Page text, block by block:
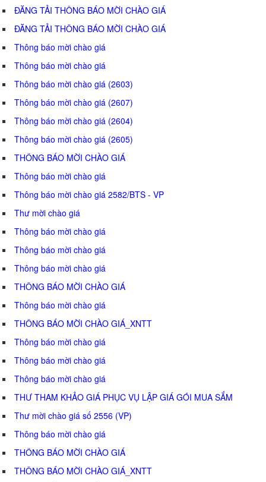
ĐĂNG TẢI THÔNG BÁO MỜI CHÀO GIÁ
ĐĂNG TẢI THÔNG BÁO MỜI CHÀO GIÁ
Thông báo mời chào giá
Thông báo mời chào giá
Thông báo mời chào giá (2603)
Thông báo mời chào giá (2607)
Thông báo mời chào giá (2604)
Thông báo mời chào giá (2605)
THÔNG BÁO MỜI CHÀO GIÁ
Thông báo mời chào giá
Thông báo mời chào giá 2582/BTS - VP
Thư mời chào giá
Thông báo mời chào giá
Thông báo mời chào giá
Thông báo mời chào giá
THÔNG BÁO MỜI CHÀO GIÁ
Thông báo mời chào giá
THÔNG BÁO MỜI CHÀO GIÁ_XNTT
Thông báo mời chào giá
Thông báo mời chào giá
Thông báo mời chào giá
THƯ THAM KHẢO GIÁ PHỤC VỤ LẬP GIÁ GÓI MUA SẮM
Thư mời chào giá số 2556 (VP)
Thông báo mời chào giá
THÔNG BÁO MỜI CHÀO GIÁ
THÔNG BÁO MỜI CHÀO GIÁ_XNTT